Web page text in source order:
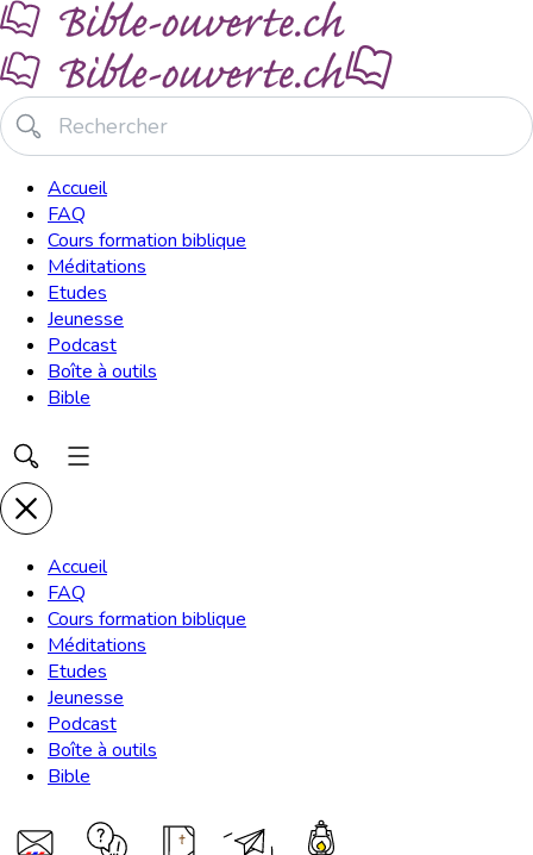
Accueil
FAQ
Cours formation biblique
Méditations
Etudes
Jeunesse
Podcast
Boîte à outils
Bible
Accueil
FAQ
Cours formation biblique
Méditations
Etudes
Jeunesse
Podcast
Boîte à outils
Bible